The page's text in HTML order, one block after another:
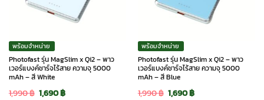
พร้อมจำหน่าย
Photofast รุ่น MagSlim x Qi2 – พาว
เวอร์แบงค์ชาร์จไร้สาย ความจุ 5000
mAh – สี White
1,990฿ Original
1,690฿Current
พร้อมจำหน่าย
Photofast รุ่น MagSlim x Qi2 – พาว
เวอร์แบงค์ชาร์จไร้สาย ความจุ 5000
mAh – สี Blue
1,990฿ Original
1,690฿Current